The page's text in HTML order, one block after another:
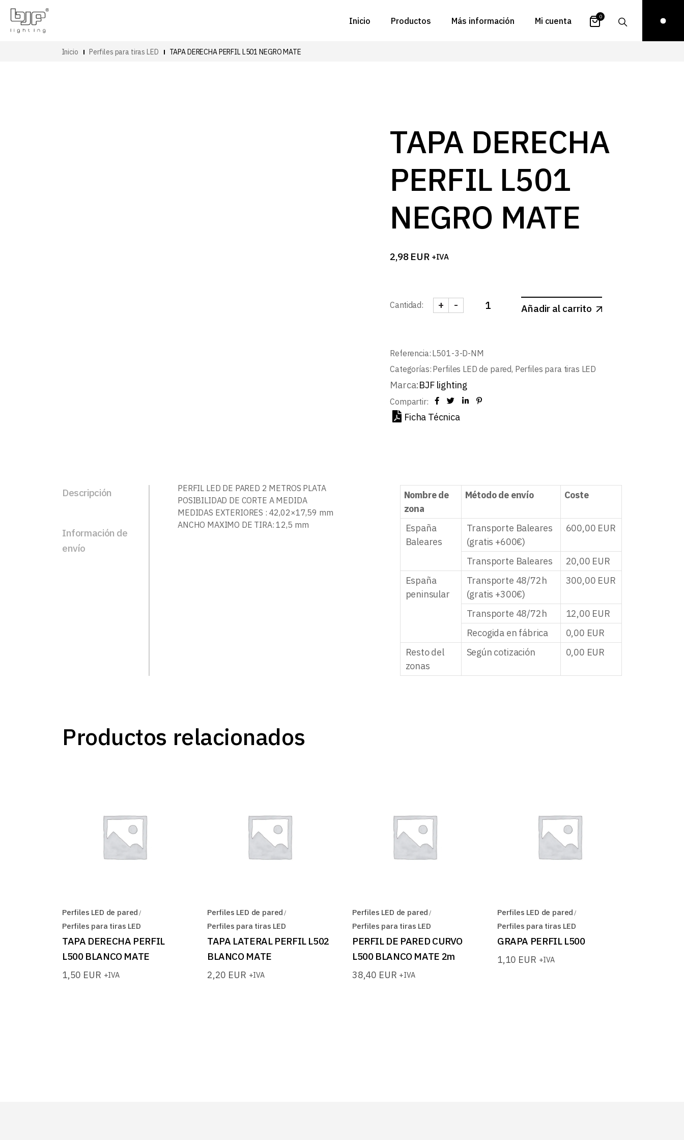
Inicio Productos Más información
FAQs
Proyectos
Zona de inspiración
Blog
Mi cuenta
contraseña
0
Inicio Perfiles para tiras LED TAPA DERECHA PERFIL L501 NEGRO MATE
TAPA DERECHA
PERFIL L501
NEGRO MATE
2,98 EUR +IVA
Cantidad: TAPA DERECHA PERFIL L501 NEGRO MATE cantidad
-
+ Añadir al carrito
Referencia: L501-3-D-NM
Categorías: Perfiles LED de pared, Perfiles para tiras LED
Marca:BJF lighting
Compartir:
Ficha Técnica
Descripción
Información de
envío
PERFIL LED DE PARED 2 METROS PLATA
POSIBILIDAD DE CORTE A MEDIDA
MEDIDAS EXTERIORES : 42,02×17,59 mm
ANCHO MAXIMO DE TIRA: 12,5 mm
Nombre de
zona
Método de envío Coste
España
Baleares
Transporte Baleares
(gratis +600€)
600,00 EUR
Transporte Baleares 20,00 EUR
España
peninsular
Transporte 48/72h
(gratis +300€)
300,00 EUR
Transporte 48/72h 12,00 EUR
Recogida en fábrica
0,00 EUR
Resto del
zonas
Según cotización 0,00 EUR
Productos relacionados
Perfiles LED de pared
Perfiles para tiras LED
TAPA DERECHA PERFIL
L500 BLANCO MATE
1,50 EUR +IVA
Perfiles LED de pared
Perfiles para tiras LED
TAPA LATERAL PERFIL L502
BLANCO MATE
2,20 EUR +IVA
Perfiles LED de pared
Perfiles para tiras LED
PERFIL DE PARED CURVO
L500 BLANCO MATE 2m
38,40 EUR +IVA
Perfiles LED de pared
Perfiles para tiras LED
GRAPA PERFIL L500
1,10 EUR +IVA